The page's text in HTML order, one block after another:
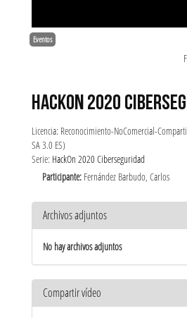
Eventos
HACKON 2020
Licencia: Reconocimiento-NoComercial-
SA 3.0 ES)
Serie: HackOn 2020 Ciberseguridad
Participante: Fernández Barbudo, Carlos
Archivos adjuntos
No hay archivos adjuntos
Compartir vídeo